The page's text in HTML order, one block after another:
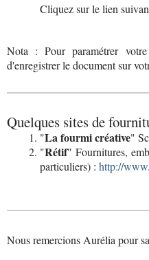
Cliquez sur le lien
Nota : Pour paramétrer
d'enregistrer le document sur
Quelques sites de
"La fourmi créative"
"Rétif" Fournitures,
particuliers) : http://
Nous remercions Aurélia pour